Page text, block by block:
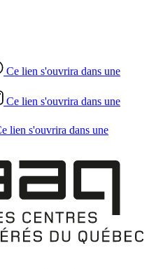
Ce lien s'ouvrira dans une
Ce lien s'ouvrira dans une
lien s'ouvrira dans une